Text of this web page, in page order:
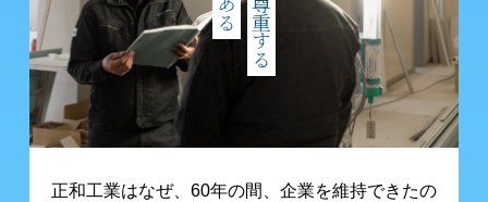
正和工業はなぜ、 60年の間、企業を維持できたの